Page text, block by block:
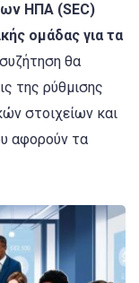
ΗΠΑ (SEC)
ομάδας για τα
θα
της ρύθμισης
στοιχείων και
αφορούν τα